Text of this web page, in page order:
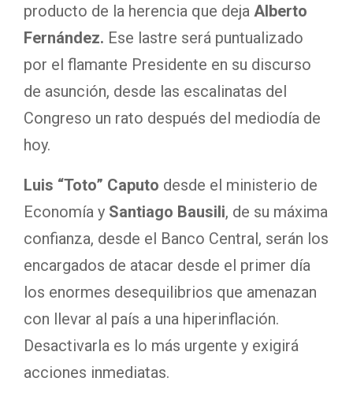
producto de la herencia que deja Alberto
Fernández. Ese lastre será puntualizado
por el flamante Presidente en su discurso
de asunción, desde las escalinatas del
Congreso un rato después del mediodía de
hoy.
Luis “Toto” Caputo desde el ministerio de
Economía y Santiago Bausili, de su máxima
confianza, desde el Banco Central, serán los
encargados de atacar desde el primer día
los enormes desequilibrios que amenazan
con llevar al país a una hiperinflación.
Desactivarla es lo más urgente y exigirá
acciones inmediatas.